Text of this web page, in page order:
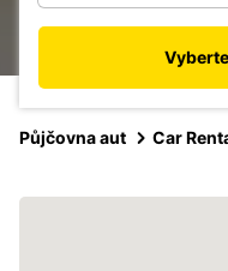
Půjčovna aut Car